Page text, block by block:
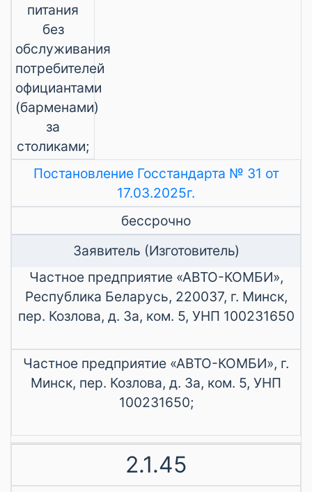
питания
без
обслуживания
потребителей
официантами
(барменами)
за
столиками;
Постановление Госстандарта № 31 от
17.03.2025г.
бессрочно
Заявитель (Изготовитель)
Частное предприятие «АВТО-КОМБИ»,
Республика Беларусь, 220037, г. Минск,
пер. Козлова, д. 3а, ком. 5, УНП 100231650
Частное предприятие «АВТО-КОМБИ», г.
Минск, пер. Козлова, д. 3а, ком. 5, УНП
100231650;
2.1.45